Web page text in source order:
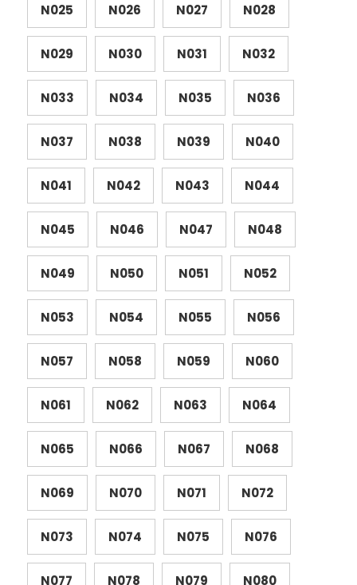
N025 N026 N027 N028
N029 N030 N031 N032
N033 N034 N035 N036
N037 N038 N039 N040
N041 N042 N043 N044
N045 N046 N047 N048
N049 N050 N051 N052
N053 N054 N055 N056
N057 N058 N059 N060
N061 N062 N063 N064
N065 N066 N067 N068
N069 N070 N071 N072
N073 N074 N075 N076
N077 N078 N079 N080